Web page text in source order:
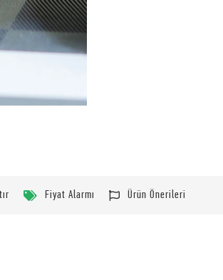
Fiyat Alarmı Ürün Önerileri